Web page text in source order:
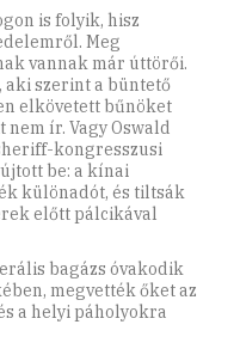
is folyik, hisz
Meg
vannak már úttörői.
aki szerint a büntető
elkövetett bűnöket
ír. Vagy Oswald
kongresszusi
be: a kínai
különadót, és tiltsák
előtt pálcikával
bagázs óvakodik
megvették őket az
a helyi páholyokra